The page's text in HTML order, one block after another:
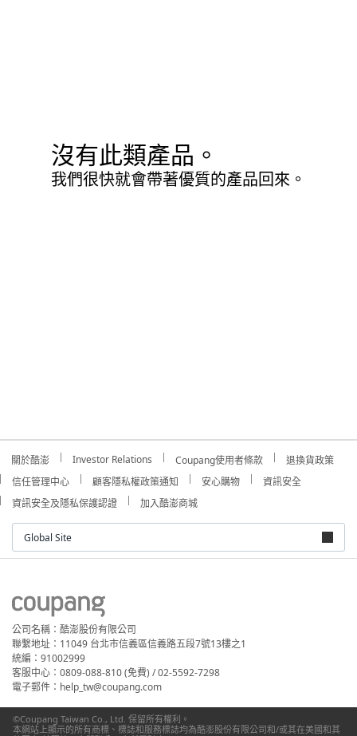
沒有此類產品。
我們很快就會帶著優質的產品回來。
關於酷澎 Investor Relations Coupang使用者條款
退換貨政策
信任管理中心
顧客隱私權政策通知 安心購物
資訊安全
資訊安全及隱私保護認證
加入酷澎商城
Global Site
公司名稱：酷澎股份有限公司
聯繫地址：11049 台北市信義區信義路五段7號13樓之1
統編：91002999
客服中心：0809-088-810 (免費) / 02-5592-7298
電子郵件：help_tw@coupang.com
©Coupang Taiwan Co., Ltd. 保留所有權利。
本網站上顯示的所有商標、標誌和服務標誌均為酷澎股份有限公司和/或其在美國和其